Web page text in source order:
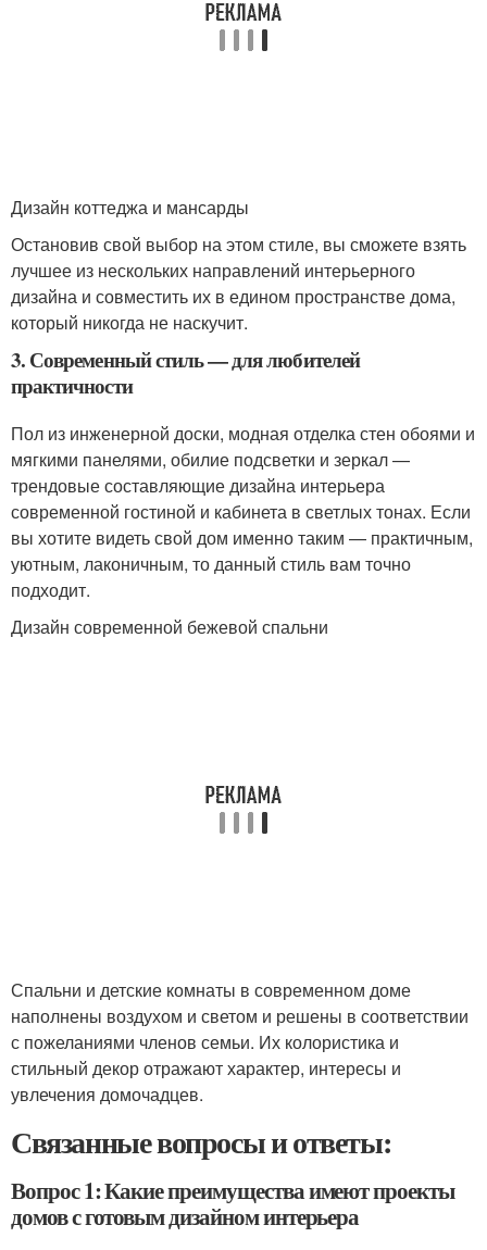
Дизайн коттеджа и мансарды
Остановив свой выбор на этом стиле, вы сможете взять
лучшее из нескольких направлений интерьерного
дизайна и совместить их в едином пространстве дома,
который никогда не наскучит.
3. Современный стиль — для любителей
практичности
Пол из инженерной доски, модная отделка стен обоями и
мягкими панелями, обилие подсветки и зеркал —
трендовые составляющие дизайна интерьера
современной гостиной и кабинета в светлых тонах. Если
вы хотите видеть свой дом именно таким — практичным,
уютным, лаконичным, то данный стиль вам точно
подходит.
Дизайн современной бежевой спальни
Спальни и детские комнаты в современном доме
наполнены воздухом и светом и решены в соответствии
с пожеланиями членов семьи. Их колористика и
стильный декор отражают характер, интересы и
увлечения домочадцев.
Связанные вопросы и ответы:
Вопрос 1: Какие преимущества имеют проекты
домов с готовым дизайном интерьера